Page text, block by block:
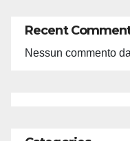
Recent
Nessun commento